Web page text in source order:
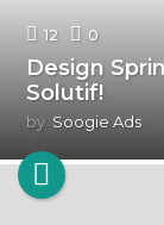
12 0
Design
Solutif!
by Soogie Ads